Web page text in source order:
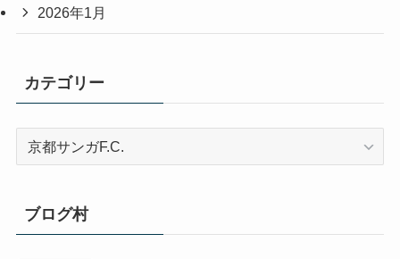
2026年1月
カテゴリー
ー
ブログ村